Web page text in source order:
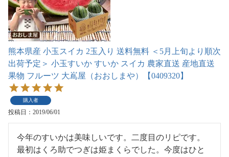
熊本県産 小玉スイカ 2玉入り 送料無料 ＜5月上旬より順次
出荷予定＞ 小玉すいか すいか スイカ 農家直送 産地直送
果物 フルーツ 大嶌屋（おおしまや）【0409320】
購入者
投稿日 2019/06/01
今年のすいかは美味しいです。二度目のリピです。
最初はくろ助でつぎは姫まくらでした。今度はひと